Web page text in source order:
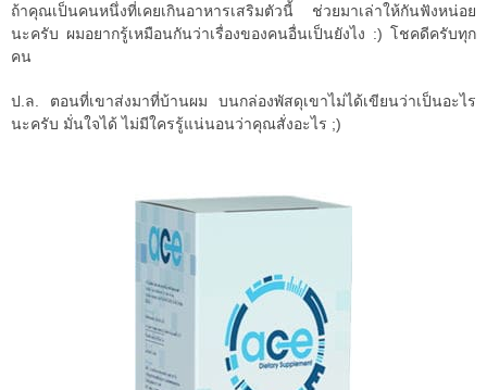
ถ้าคุณเป็นคนหนึ่งที่เคยเกินอาหารเสริมตัวนี้ ช่วยมาเล่าให้กันฟังหน่อย
นะครับ ผมอยากรู้เหมือนกันว่าเรื่องของคนอื่นเป็นยังไง :) โชคดีครับทุก
คน
ป.ล. ตอนที่เขาส่งมาที่บ้านผม บนกล่องพัสดุเขาไม่ได้เขียนว่าเป็นอะไร
นะครับ มั่นใจได้ ไม่มีใครรู้แน่นอนว่าคุณสั่งอะไร ;)